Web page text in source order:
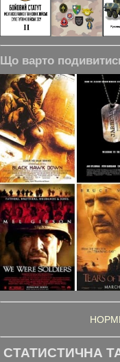
Що варто
СТАТИСТИЧНА